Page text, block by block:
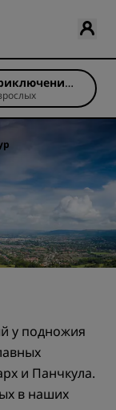
| 1 номер 2 взрослых
у подножия
и Панчкула.
в наших